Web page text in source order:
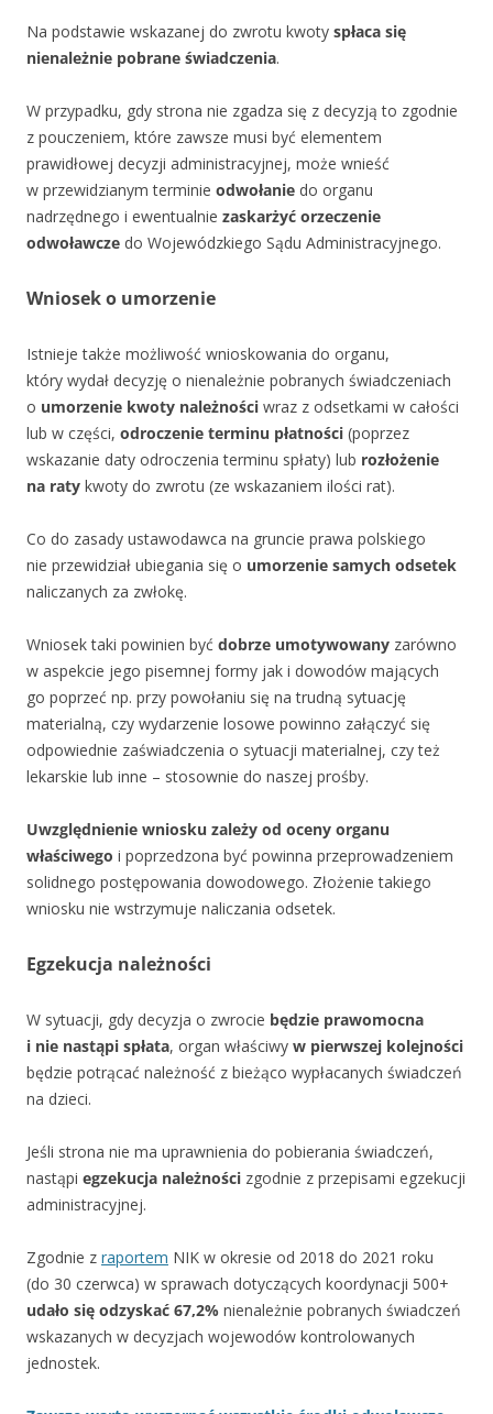
Na podstawie wskazanej do zwrotu kwoty spłaca się
nienależnie pobrane świadczenia.
W przypadku, gdy strona nie zgadza się z decyzją to zgodnie
z pouczeniem, które zawsze musi być elementem
prawidłowej decyzji administracyjnej, może wnieść
w przewidzianym terminie odwołanie do organu
nadrzędnego i ewentualnie zaskarżyć orzeczenie
odwoławcze do Wojewódzkiego Sądu Administracyjnego.
Wniosek o umorzenie
Istnieje także możliwość wnioskowania do organu,
który wydał decyzję o nienależnie pobranych świadczeniach
o umorzenie kwoty należności wraz z odsetkami w całości
lub w części, odroczenie terminu płatności (poprzez
wskazanie daty odroczenia terminu spłaty) lub rozłożenie
na raty kwoty do zwrotu (ze wskazaniem ilości rat).
Co do zasady ustawodawca na gruncie prawa polskiego
nie przewidział ubiegania się o umorzenie samych odsetek
naliczanych za zwłokę.
Wniosek taki powinien być dobrze umotywowany zarówno
w aspekcie jego pisemnej formy jak i dowodów mających
go poprzeć np. przy powołaniu się na trudną sytuację
materialną, czy wydarzenie losowe powinno załączyć się
odpowiednie zaświadczenia o sytuacji materialnej, czy też
lekarskie lub inne – stosownie do naszej prośby.
Uwzględnienie wniosku zależy od oceny organu
właściwego i poprzedzona być powinna przeprowadzeniem
solidnego postępowania dowodowego. Złożenie takiego
wniosku nie wstrzymuje naliczania odsetek.
Egzekucja należności
W sytuacji, gdy decyzja o zwrocie będzie prawomocna
i nie nastąpi spłata, organ właściwy w pierwszej kolejności
będzie potrącać należność z bieżąco wypłacanych świadczeń
na dzieci.
Jeśli strona nie ma uprawnienia do pobierania świadczeń,
nastąpi egzekucja należności zgodnie z przepisami egzekucji
administracyjnej.
Zgodnie z raportem NIK w okresie od 2018 do 2021 roku
(do 30 czerwca) w sprawach dotyczących koordynacji 500+
udało się odzyskać 67,2% nienależnie pobranych świadczeń
wskazanych w decyzjach wojewodów kontrolowanych
jednostek.